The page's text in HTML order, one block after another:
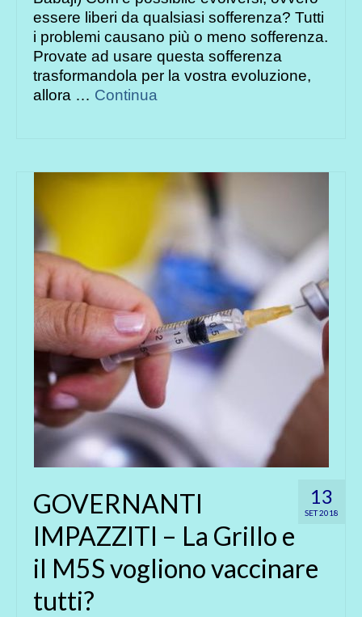
essere liberi da qualsiasi sofferenza? Tutti
i problemi causano più o meno sofferenza.
Pro­vate ad usare questa sofferenza
trasformandola per la vostra evoluzione,
allora … Continua
13
SET 2018
GOVERNANTI
IMPAZZITI – La Grillo e
il M5S vogliono vaccinare
tutti?